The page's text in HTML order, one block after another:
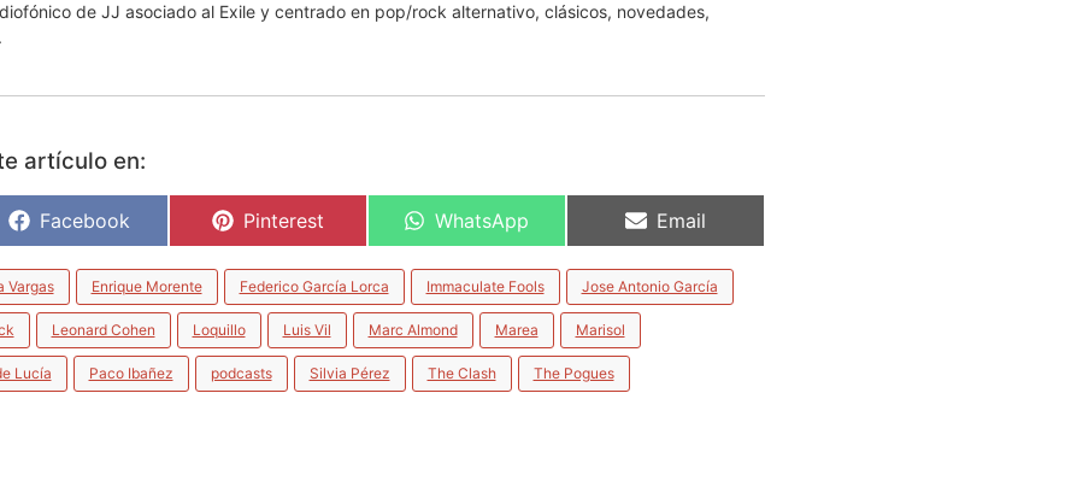
de JJ asociado al Exile y centrado en pop/rock alternativo, clásicos, novedades,
artículo en:
Facebook Pinterest WhatsApp Email
Vargas Enrique Morente Federico García Lorca Immaculate Fools Jose Antonio García
Leonard Cohen Loquillo Luis Vil Marc Almond Marea Marisol
Lucía Paco Ibañez podcasts Silvia Pérez The Clash The Pogues